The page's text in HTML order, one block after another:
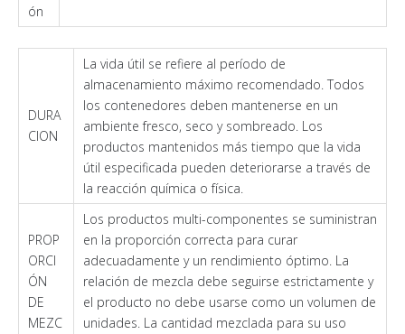
ón
DURA
CION
La vida útil se refiere al período de
almacenamiento máximo recomendado. Todos
los contenedores deben mantenerse en un
ambiente fresco, seco y sombreado. Los
productos mantenidos más tiempo que la vida
útil especificada pueden deteriorarse a través de
la reacción química o física.
PROP
ORCI
ÓN
DE
MEZC
Los productos multi-componentes se suministran
en la proporción correcta para curar
adecuadamente y un rendimiento óptimo. La
relación de mezcla debe seguirse estrictamente y
el producto no debe usarse como un volumen de
unidades. La cantidad mezclada para su uso